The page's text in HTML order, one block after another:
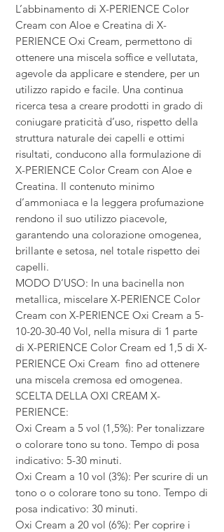
L’abbinamento di X-PERIENCE Color
Cream con Aloe e Creatina di X-
PERIENCE Oxi Cream, permettono di
ottenere una miscela soffice e vellutata,
agevole da applicare e stendere, per un
utilizzo rapido e facile. Una continua
ricerca tesa a creare prodotti in grado di
coniugare praticità d’uso, rispetto della
struttura naturale dei capelli e ottimi
risultati, conducono alla formulazione di
X-PERIENCE Color Cream con Aloe e
Creatina. Il contenuto minimo
d’ammoniaca e la leggera profumazione
rendono il suo utilizzo piacevole,
garantendo una colorazione omogenea,
brillante e setosa, nel totale rispetto dei
capelli.
MODO D’USO: In una bacinella non
metallica, miscelare X-PERIENCE Color
Cream con X-PERIENCE Oxi Cream a 5-
10-20-30-40 Vol, nella misura di 1 parte
di X-PERIENCE Color Cream ed 1,5 di X-
PERIENCE Oxi Cream fino ad ottenere
una miscela cremosa ed omogenea.
SCELTA DELLA OXI CREAM X-
PERIENCE:
Oxi Cream a 5 vol (1,5%): Per tonalizzare
o colorare tono su tono. Tempo di posa
indicativo: 5-30 minuti.
Oxi Cream a 10 vol (3%): Per scurire di un
tono o o colorare tono su tono. Tempo di
posa indicativo: 30 minuti.
Oxi Cream a 20 vol (6%): Per coprire i